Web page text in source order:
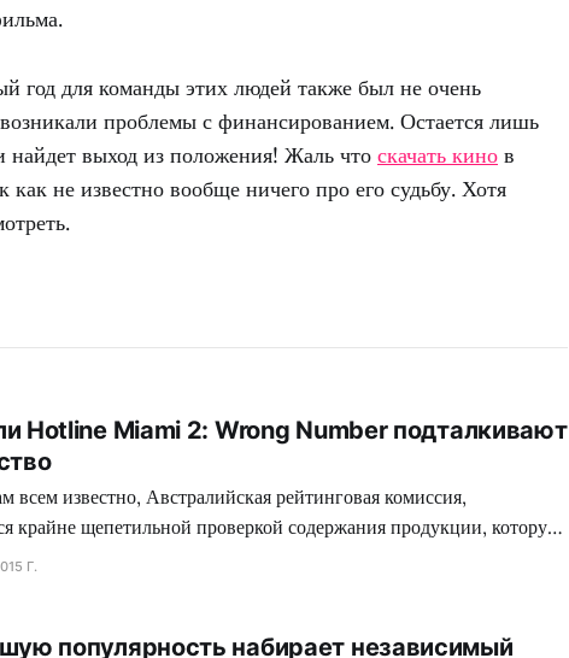
год для команды этих людей также был не очень
проблемы с финансированием. Остается лишь
найдет выход из положения! Жаль что скачать кино в
не известно вообще ничего про его судьбу. Хотя
Hotline Miami 2: Wrong Number подталкивают
всем известно, Австралийская рейтинговая комиссия,
крайне щепетильной проверкой содержания продукции, которую
игровая индустрия, подвергает жесткой цензуре
Так сказать, под нож могло попасть свежее творение
Г.
популярность набирает независимый